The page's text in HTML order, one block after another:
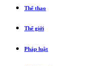
Thể thao
Thế giới
Pháp luật